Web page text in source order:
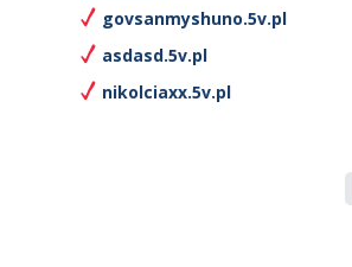
govsanmyshuno.5v.pl
asdasd.5v.pl
nikolciaxx.5v.pl